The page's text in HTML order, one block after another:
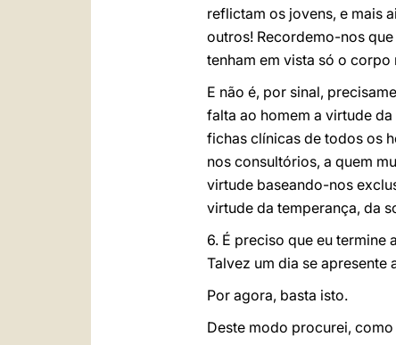
reflictam os jovens, e mais
outros! Recordemo-nos
tenham em vista só o
E não é, por sinal,
falta ao homem a virtude
fichas clínicas de todos os
nos consultórios, a quem
virtude baseando-nos
virtude da temperança, da
6. É preciso que eu
Talvez um dia se apresente
Por agora, basta isto.
Deste modo procurei,